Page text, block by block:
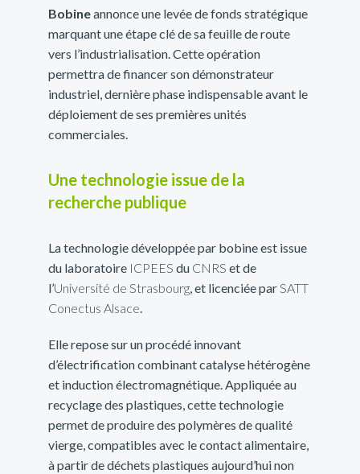
Bobineannonce une levée de fonds stratégique
marquant une étape clé de sa feuille de route
vers l’industrialisation. Cette opération
permettra de financer son démonstrateur
industriel, dernière phase indispensable avant le
déploiement de ses premières unités
commerciales.
Une technologie issue de la
recherche publique
La technologie développée par bobine est issue
du laboratoire ICPEES du CNRS et de
l’Université de Strasbourg, et licenciée parSATT
Conectus Alsace.
Elle repose sur un procédé innovant
d’électrification combinant catalyse hétérogène
et induction électromagnétique. Appliquée au
recyclage des plastiques, cette technologie
permet de produire des polymères de qualité
vierge, compatibles avec le contact alimentaire,
à partir de déchets plastiques aujourd’hui non